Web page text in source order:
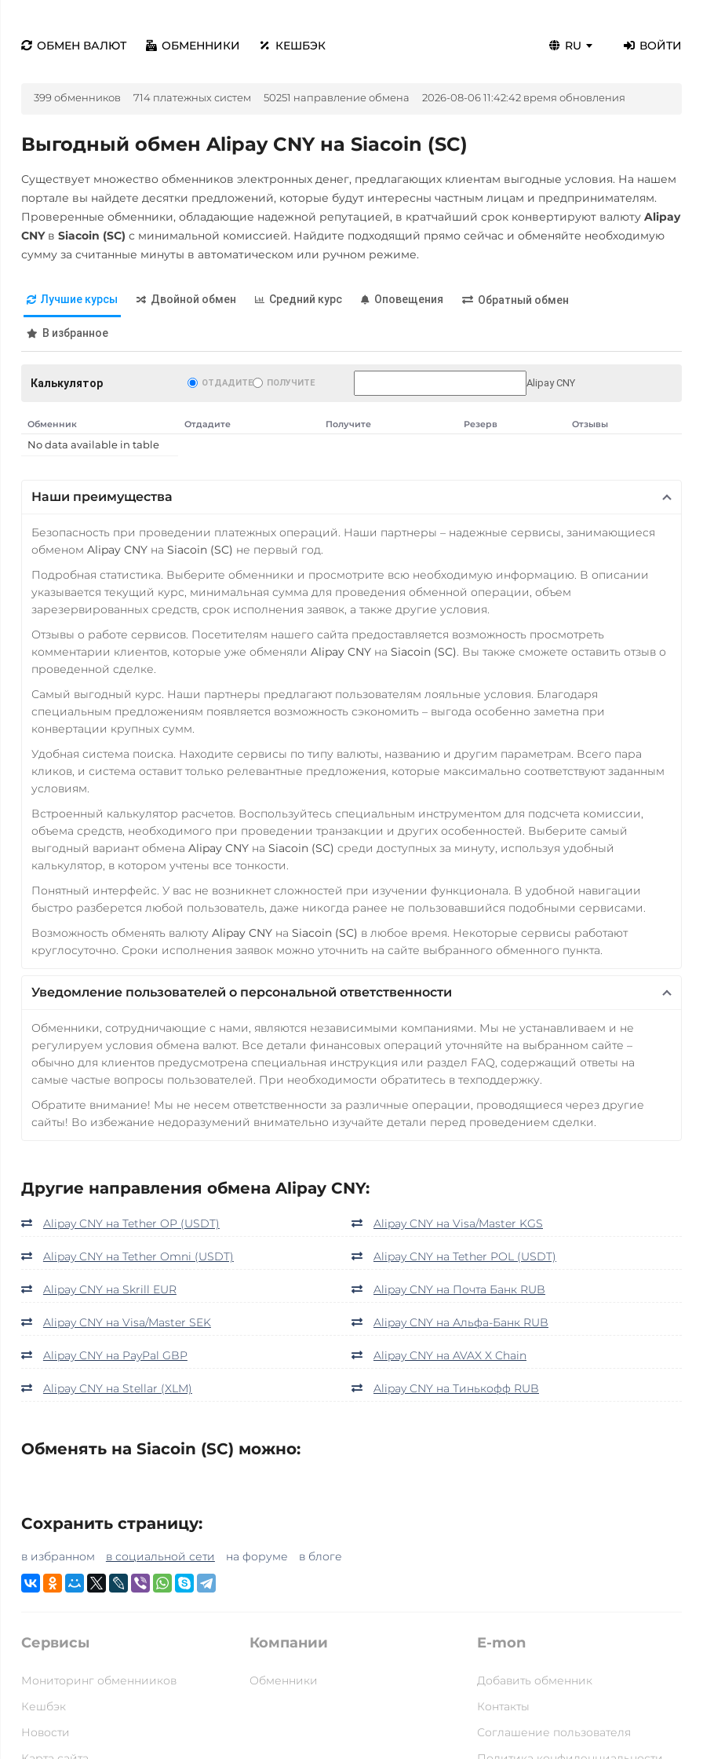
ОБМЕН ВАЛЮТ ОБМЕННИКИ КЕШБЭК RU ВОЙТИ
399 обменников 714 платежных систем 50251 направление обмена 2026-08-06 11:42:42 время обновления
Выгодный обмен Alipay CNY на Siacoin (SC)
Существует множество обменников электронных денег, предлагающих клиентам выгодные условия. На нашем
портале вы найдете десятки предложений, которые будут интересны частным лицам и предпринимателям.
Проверенные обменники, обладающие надежной репутацией, в кратчайший срок конвертируют валюту Alipay
CNYв Siacoin (SC) с минимальной комиссией. Найдите подходящий прямо сейчас и обменяйте необходимую
сумму за считанные минуты в автоматическом или ручном режиме.
Лучшие курсы Двойной обмен Средний курс Оповещения Обратный обмен
В избранное
Калькулятор ОТДАДИТЕ ПОЛУЧИТЕ Alipay CNY
Обменник Отдадите Получите Резерв Отзывы
No data available in table
Наши преимущества
Безопасность при проведении платежных операций. Наши партнеры – надежные сервисы, занимающиеся
обменом Alipay CNYна Siacoin (SC) не первый год.
Подробная статистика. Выберите обменники и просмотрите всю необходимую информацию. В описании
указывается текущий курс, минимальная сумма для проведения обменной операции, объем
зарезервированных средств, срок исполнения заявок, а также другие условия.
Отзывы о работе сервисов. Посетителям нашего сайта предоставляется возможность просмотреть
комментарии клиентов, которые уже обменяли Alipay CNYна Siacoin (SC). Вы также сможете оставить отзыв о
проведенной сделке.
Самый выгодный курс. Наши партнеры предлагают пользователям лояльные условия. Благодаря
специальным предложениям появляется возможность сэкономить – выгода особенно заметна при
конвертации крупных сумм.
Удобная система поиска. Находите сервисы по типу валюты, названию и другим параметрам. Всего пара
кликов, и система оставит только релевантные предложения, которые максимально соответствуют заданным
условиям.
Встроенный калькулятор расчетов. Воспользуйтесь специальным инструментом для подсчета комиссии,
объема средств, необходимого при проведении транзакции и других особенностей. Выберите самый
выгодный вариант обмена Alipay CNYна Siacoin (SC) среди доступных за минуту, используя удобный
калькулятор, в котором учтены все тонкости.
Понятный интерфейс. У вас не возникнет сложностей при изучении функционала. В удобной навигации
быстро разберется любой пользователь, даже никогда ранее не пользовавшийся подобными сервисами.
Возможность обменять валюту Alipay CNYна Siacoin (SC) в любое время. Некоторые сервисы работают
круглосуточно. Сроки исполнения заявок можно уточнить на сайте выбранного обменного пункта.
Уведомление пользователей о персональной ответственности
Обменники, сотрудничающие с нами, являются независимыми компаниями. Мы не устанавливаем и не
регулируем условия обмена валют. Все детали финансовых операций уточняйте на выбранном сайте –
обычно для клиентов предусмотрена специальная инструкция или раздел FAQ, содержащий ответы на
самые частые вопросы пользователей. При необходимости обратитесь в техподдержку.
Обратите внимание! Мы не несем ответственности за различные операции, проводящиеся через другие
сайты! Во избежание недоразумений внимательно изучайте детали перед проведением сделки.
Другие направления обмена Alipay CNY:
Alipay CNY на Tether OP (USDT) Alipay CNY на Visa/Master KGS
Alipay CNY на Tether Omni (USDT) Alipay CNY на Tether POL (USDT)
Alipay CNY на Skrill EUR Alipay CNY на Почта Банк RUB
Alipay CNY на Visa/Master SEK Alipay CNY на Альфа-Банк RUB
Alipay CNY на PayPal GBP Alipay CNY на AVAX X Chain
Alipay CNY на Stellar (XLM) Alipay CNY на Тинькофф RUB
Обменять на Siacoin (SC) можно:
Сохранить страницу:
в избранном в социальной сети на форуме в блоге
Сервисы
Мониторинг обменнииков
Кешбэк
Новости
Компании
Обменники
E-mon
Добавить обменник
Контакты
Соглашение пользователя